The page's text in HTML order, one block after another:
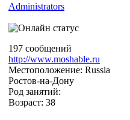
Administrators
197 сообщений
http://www.moshable.ru
Местоположение: Russia
Ростов-на-Дону
Род занятий:
Возраст: 38